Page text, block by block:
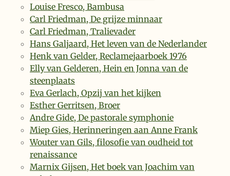
Louise Fresco, Bambusa
Carl Friedman, De grijze minnaar
Carl Friedman, Tralievader
Hans Galjaard, Het leven van de Nederlander
Henk van Gelder, Reclamejaarboek 1976
Elly van Gelderen, Hein en Jonna van de
steenplaats
Eva Gerlach, Opzij van het kijken
Esther Gerritsen, Broer
Andre Gide, De pastorale symphonie
Miep Gies, Herinneringen aan Anne Frank
Wouter van Gils, filosofie van oudheid tot
renaissance
Marnix Gijsen, Het boek van Joachim van